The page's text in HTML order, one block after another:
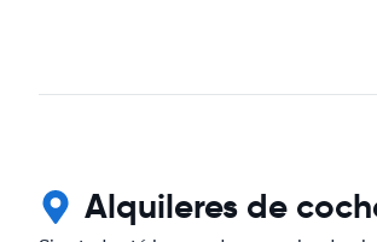
Alquileres de